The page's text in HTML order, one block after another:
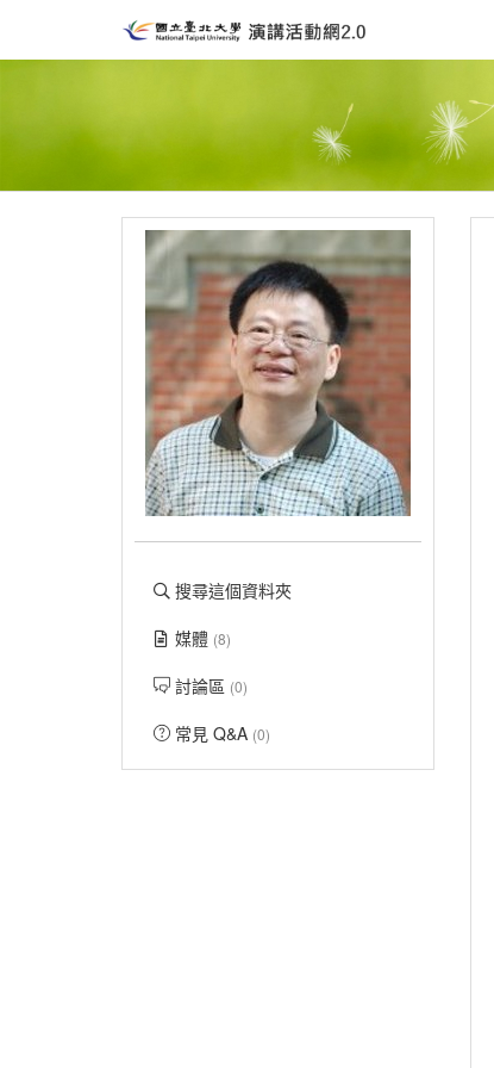
搜尋這個資料夾
媒體 (8)
討論區 (0)
常見 Q&A (0)